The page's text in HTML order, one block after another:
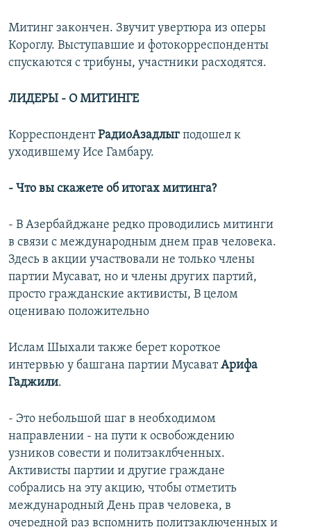
Митинг закончен. Звучит увертюра из оперы
Короглу. Выступавшие и фотокорреспонденты
спускаются с трибуны, участники расходятся.
ЛИДЕРЫ - О МИТИНГЕ
КорреспондентРадиоАзадлыг подошел к
уходившему Исе Гамбару.
- Что вы скажете об итогах митинга?
- В Азербайджане редко проводились митинги
в связи с международным днем прав человека.
Здесь в акции участвовали не только члены
партии Мусават, но и члены других партий,
просто гражданские активисты, В целом
оцениваю положительно
Ислам Шыхали также берет короткое
интервью у башгана партии МусаватАрифа
Гаджили.
- Это небольшой шаг в необходимом
направлении - на пути к освобождению
узников совести и политзаклбченных.
Активисты партии и другие граждане
собрались на эту акцию, чтобы отметить
международный День прав человека, в
очередной раз вспомнить политзаключенных и